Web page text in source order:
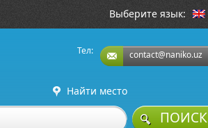
Выберите язык:
contact@naniko.uz
Тел:
Найти место
ПОИСК